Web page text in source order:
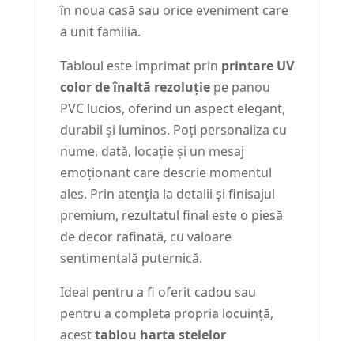
în noua casă sau orice eveniment care
a unit familia.
Tabloul este imprimat prin printare UV
color de înaltă rezoluțiepe panou
PVC lucios, oferind un aspect elegant,
durabil și luminos. Poți personaliza cu
nume, dată, locație și un mesaj
emoționant care descrie momentul
ales. Prin atenția la detalii și finisajul
premium, rezultatul final este o piesă
de decor rafinată, cu valoare
sentimentală puternică.
Ideal pentru a fi oferit cadou sau
pentru a completa propria locuință,
acesttablou harta stelelor